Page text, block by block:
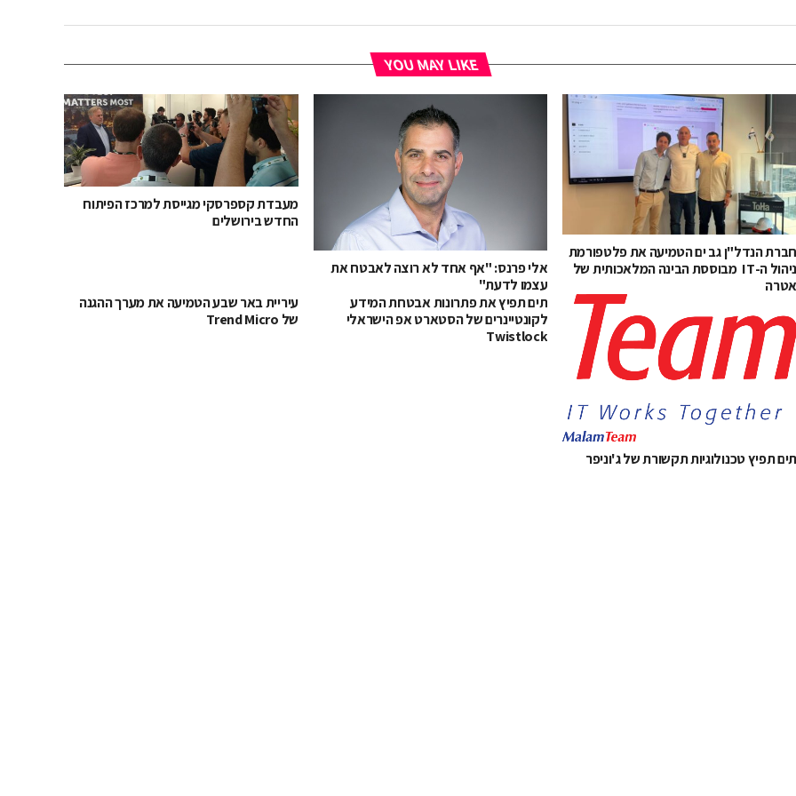
YOU MAY LIKE
חברת הנדל"ן גב ים הטמיעה את פלטפורמת
ניהול ה-IT מבוססת הבינה המלאכותית של
אטרה
אלי פרנס: "אף אחד לא רוצה לאבטח את
עצמו לדעת"
מעבדת קספרסקי מגייסת למרכז הפיתוח
החדש בירושלים
תים תפיץ טכנולוגיות תקשורת של ג'וניפר
תים תפיץ את פתרונות אבטחת המידע
לקונטיינרים של הסטארט אפ הישראלי
Twistlock
עיריית באר שבע הטמיעה את מערך ההגנה
של Trend Micro